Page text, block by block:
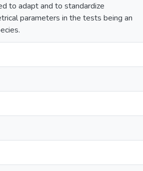
to adapt and to standardize
parameters in the tests being an